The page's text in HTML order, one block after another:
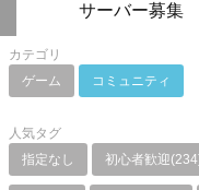
サーバー募集
カテゴリ
ゲーム
コミュニティ
人気タグ
指定なし
初心者歓迎